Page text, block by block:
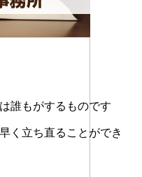
誰もがするものです
く立ち直ることができ